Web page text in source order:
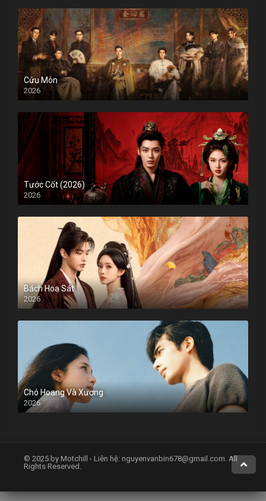
Cửu Môn
2026
Tước Cốt (2026)
2026
Bách Hoa Sát
2026
Chó Hoang Và Xương
2026
© 2025 by Motchill - Liên hệ: nguyenvanbin678@gmail.com. All
Rights Reserved.